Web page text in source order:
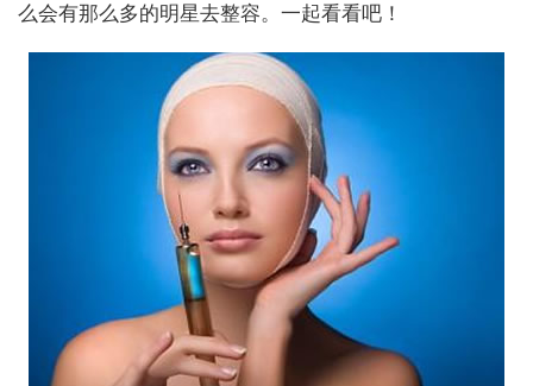
么会有那么多的明星去整容。一起看看吧！